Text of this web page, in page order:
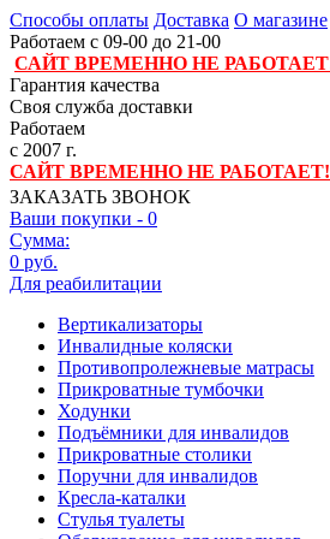
Способы оплаты Доставка О магазине
Работаем с 09-00 до 21-00
САЙТ ВРЕМЕННО НЕ
Гарантия качества
Своя служба доставки
Работаем
с 2007 г.
САЙТ ВРЕМЕННО НЕ
ЗАКАЗАТЬ ЗВОНОК
Ваши покупки - 0
Сумма:
0 руб.
Для реабилитации
Вертикализаторы
Инвалидные коляски
Противопролежневые матрасы
Прикроватные тумбочки
Ходунки
Подъёмники для инвалидов
Прикроватные столики
Поручни для инвалидов
Кресла-каталки
Стулья туалеты